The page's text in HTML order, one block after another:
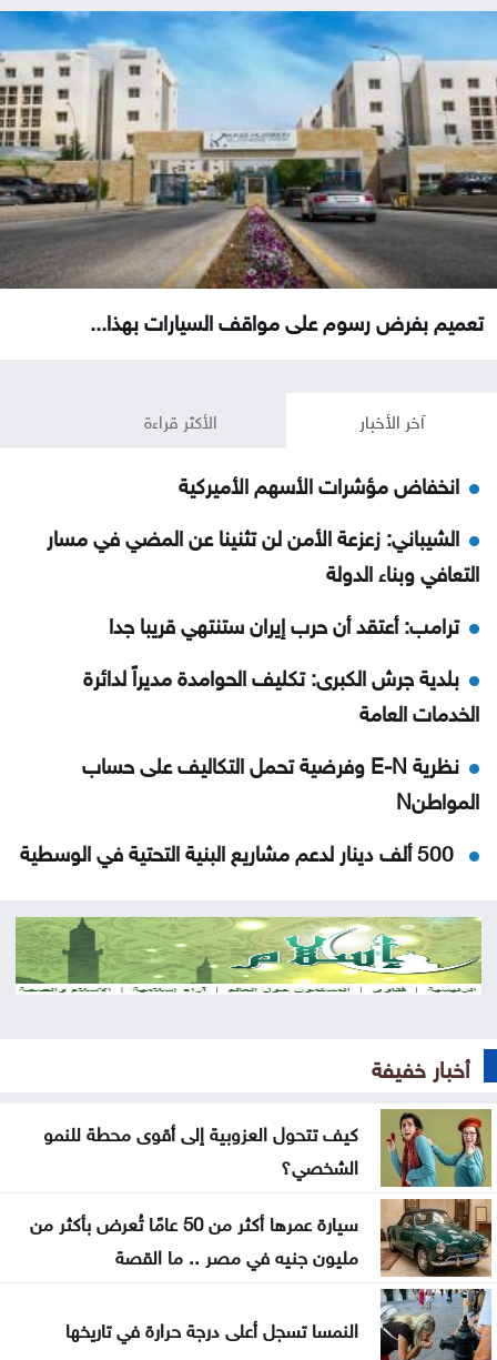
تعميم بفرض رسوم على مواقف السيارات بهذا...
آخر الأخبار الأكثر قراءة
انخفاض مؤشرات الأسهم الأميركية
الشيباني: زعزعة الأمن لن تثنينا عن المضي في مسار
التعافي وبناء الدولة
ترامب: أعتقد أن حرب إيران ستنتهي قريبا جدا
بلدية جرش الكبرى: تكليف الحوامدة مديراً لدائرة
الخدمات العامة
نظرية E-N وفرضية تحمل التكاليف على حساب
المواطنN
تمهيدي الدوري الأوروبي
أوغندا توافق على نشر وحدة من جيشها في غزة
مضيق البوسفور
الأردن يدين التفجير الإرهابي الذي استهدف حافلة في
جرمانا بريف دمشق
غوتيريش يدعو روسيا وأوكرانيا إلى تجنب استهداف
المدنيين
علامات تجارية مقلدة
أخبار خفيفة
كيف تتحول العزوبية إلى أقوى محطة للنمو
الشخصي؟
سيارة عمرها أكثر من 50 عامًا تُعرض بأكثر من
مليون جنيه في مصر .. ما القصة
النمسا تسجل أعلى درجة حرارة في تاريخها